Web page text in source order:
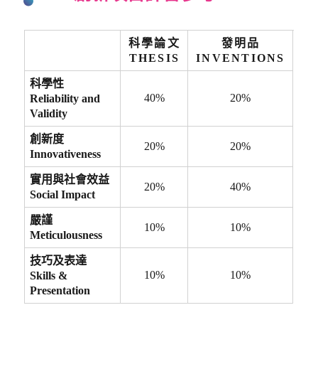
科學論文
THESIS
發明品
INVENTIONS
科學性
Reliability and
Validity
40% 20%
創新度
Innovativeness
20% 20%
實用與社會效益
Social Impact
20% 40%
嚴謹
Meticulousness
10% 10%
技巧及表達
Skills &
Presentation
10% 10%